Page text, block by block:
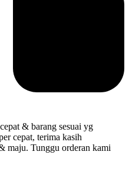
& barang sesuai yg
cepat, terima kasih
maju. Tunggu orderan kami